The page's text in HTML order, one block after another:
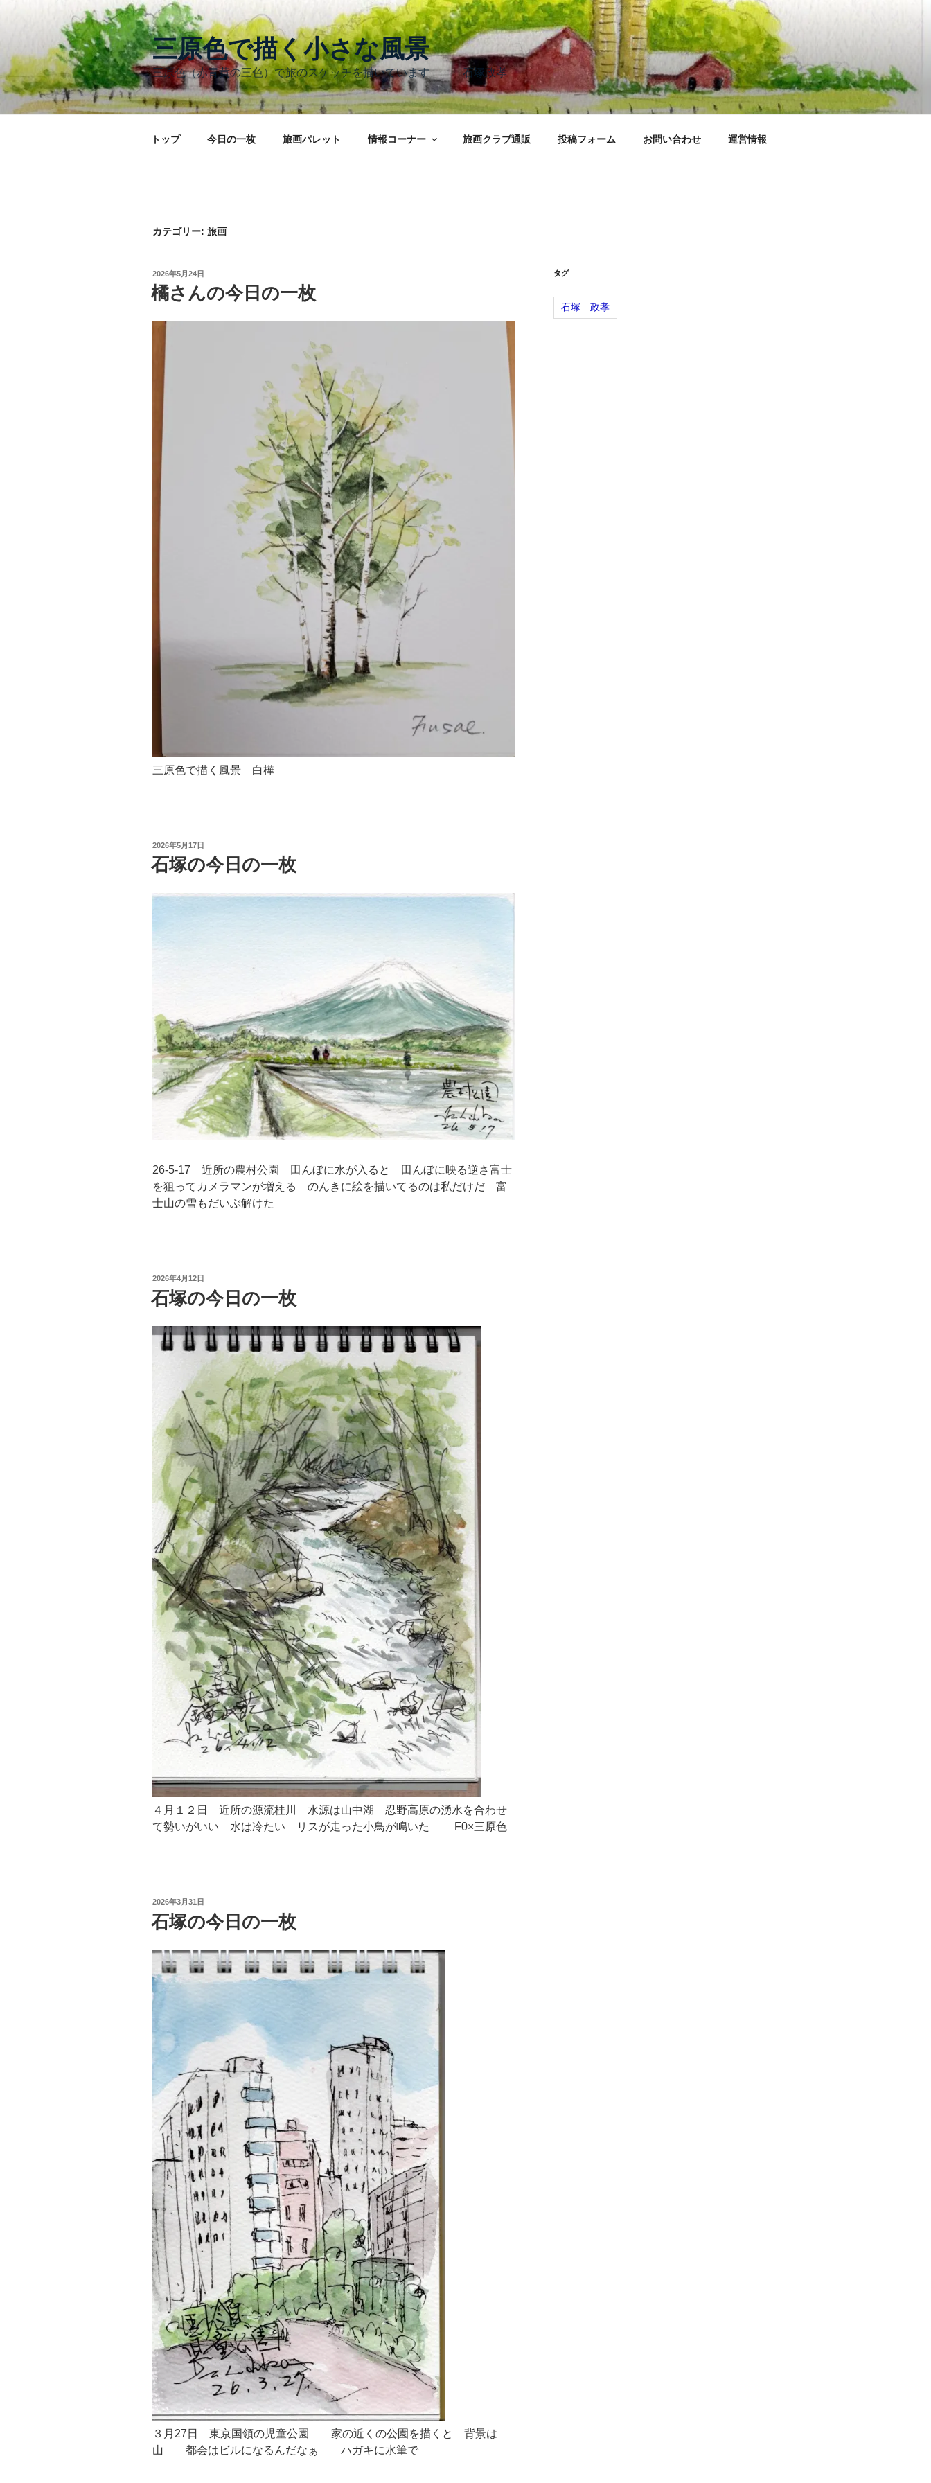
ツ
へ
三原色で描く小さな風景
三原色（赤青黄の三色）で旅のスケッチを描いています 石塚政孝
トップ 今日の一枚 旅画パレット 情報コーナー 旅画クラブ通販 投稿フォーム お問い合わせ 運営情報
カテゴリー: 旅画
投
稿
日:
2026年5月24日
橘さんの今日の一枚
三原色で描く風景 白樺
投
稿
日:
2026年5月17日
石塚の今日の一枚
26-5-17 近所の農村公園 田んぼに水が入ると 田んぼに映る逆さ富士
を狙ってカメラマンが増える のんきに絵を描いてるのは私だけだ 富
士山の雪もだいぶ解けた
投
稿
日:
2026年4月12日
石塚の今日の一枚
４月１２日 近所の源流桂川 水源は山中湖 忍野高原の湧水を合わせ
て勢いがいい 水は冷たい リスが走った小鳥が鳴いた F0×三原色
投
稿
日:
2026年3月31日
石塚の今日の一枚
３月27日 東京国領の児童公園 家の近くの公園を描くと 背景は
山 都会はビルになるんだなぁ ハガキに水筆で
タグ
石塚 政孝